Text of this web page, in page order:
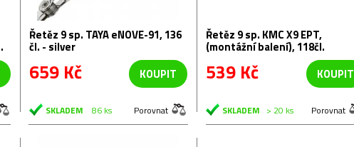
Řetěz 9 sp. TAYA eNOVE-91, 136
čl. - silver
659 Kč KOUPIT
SKLADEM 86 ks Porovnat
Řetěz 9 sp. KMC X9 EPT,
(montážní balení), 118čl.
539 Kč KOUPIT
SKLADEM > 20 ks Porovnat